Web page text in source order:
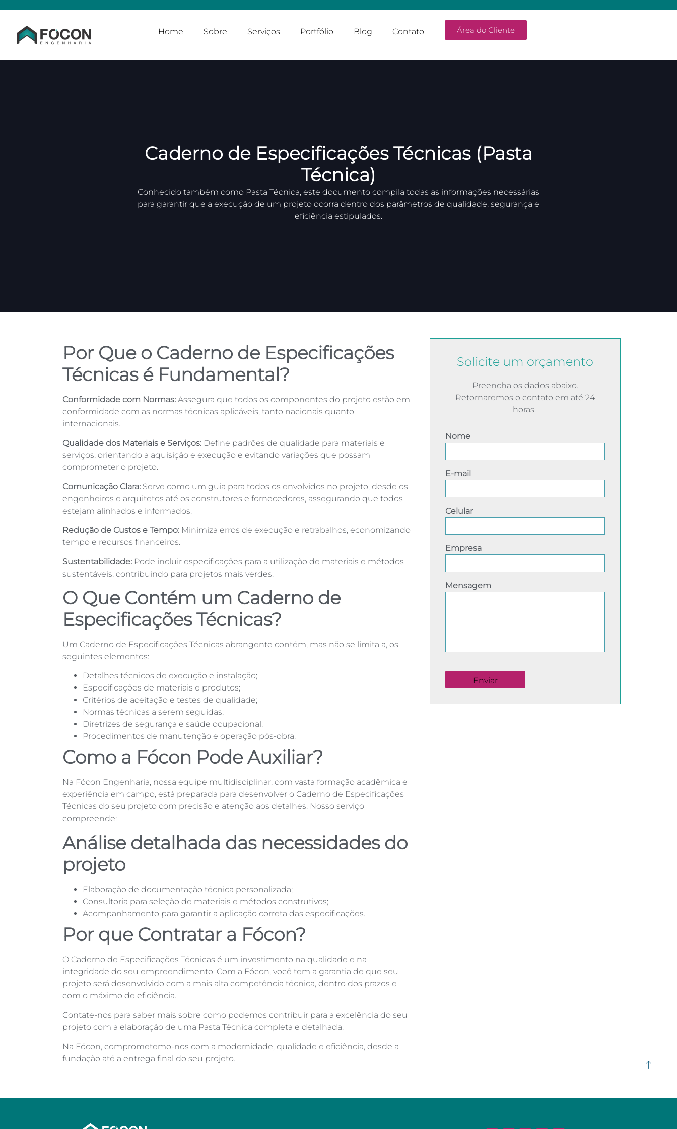
Home Sobre Serviços Portfólio Blog Contato Área do Cliente
Caderno de Especificações Técnicas (Pasta
Técnica)
Conhecido também como Pasta Técnica, este documento compila todas as informações necessárias
para garantir que a execução de um projeto ocorra dentro dos parâmetros de qualidade, segurança e
eficiência estipulados.
Por Que o Caderno de Especificações
Técnicas é Fundamental?
Conformidade com Normas:Assegura que todos os componentes do projeto estão em
conformidade com as normas técnicas aplicáveis, tanto nacionais quanto
internacionais.
Qualidade dos Materiais e Serviços:Define padrões de qualidade para materiais e
serviços, orientando a aquisição e execução e evitando variações que possam
comprometer o projeto.
Comunicação Clara:Serve como um guia para todos os envolvidos no projeto, desde os
engenheiros e arquitetos até os construtores e fornecedores, assegurando que todos
estejam alinhados e informados.
Redução de Custos e Tempo: Minimiza erros de execução e retrabalhos, economizando
tempo e recursos financeiros.
Sustentabilidade:Pode incluir especificações para a utilização de materiais e métodos
sustentáveis, contribuindo para projetos mais verdes.
O Que Contém um Caderno de
Especificações Técnicas?
Um Caderno de Especificações Técnicas abrangente contém, mas não se limita a, os
seguintes elementos:
Detalhes técnicos de execução e instalação;
Especificações de materiais e produtos;
Critérios de aceitação e testes de qualidade;
Normas técnicas a serem seguidas;
Diretrizes de segurança e saúde ocupacional;
Procedimentos de manutenção e operação pós-obra.
Como a Fócon Pode Auxiliar?
Na Fócon Engenharia, nossa equipe multidisciplinar, com vasta formação acadêmica e
experiência em campo, está preparada para desenvolver o Caderno de Especificações
Técnicas do seu projeto com precisão e atenção aos detalhes. Nosso serviço
compreende:
Análise detalhada das necessidades do
projeto
Elaboração de documentação técnica personalizada;
Consultoria para seleção de materiais e métodos construtivos;
Acompanhamento para garantir a aplicação correta das especificações.
Por que Contratar a Fócon?
O Caderno de Especificações Técnicas é um investimento na qualidade e na
integridade do seu empreendimento. Com a Fócon, você tem a garantia de que seu
projeto será desenvolvido com a mais alta competência técnica, dentro dos prazos e
com o máximo de eficiência.
Contate-nos para saber mais sobre como podemos contribuir para a excelência do seu
projeto com a elaboração de uma Pasta Técnica completa e detalhada.
Na Fócon, comprometemo-nos com a modernidade, qualidade e eficiência, desde a
fundação até a entrega final do seu projeto.
Solicite um orçamento
Preencha os dados abaixo.
Retornaremos o contato em até 24
horas.
Nome
E-mail
Celular
Empresa
Mensagem